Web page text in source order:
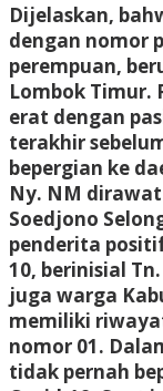
Dijelaskan,
dengan nomor
perempuan,
Lombok Timur.
erat dengan
terakhir
bepergian ke
Ny. NM dirawat
Soedjono
penderita
10, berinisial
juga warga
memiliki
nomor 01.
tidak pernah